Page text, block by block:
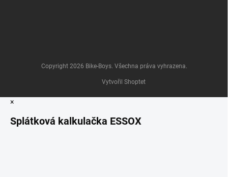
Vytvořil Shoptet
Copyright 2026 Bike-Boys. Všechna práva vyhrazena.
×
Splátková kalkulačka ESSOX